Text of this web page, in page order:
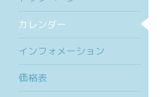
カレンダー
インフォメーション
価格表